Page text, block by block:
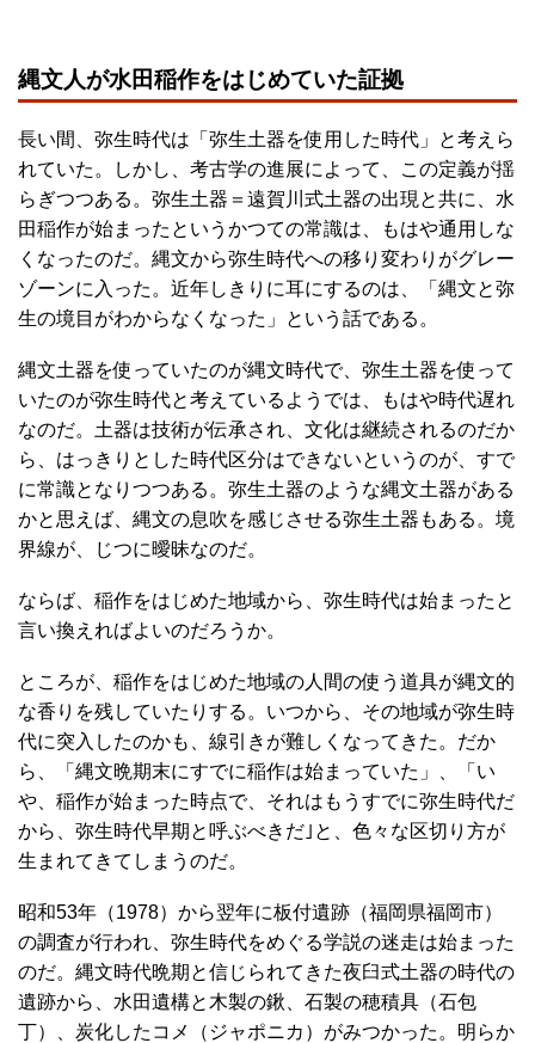
縄文人が水田稲作をはじめていた証拠
長い間、弥生時代は「弥生土器を使用した時代」と考えら
れていた。しかし、考古学の進展によって、この定義が揺
らぎつつある。弥生土器＝遠賀川式土器の出現と共に、水
田稲作が始まったというかつての常識は、もはや通用しな
くなったのだ。縄文から弥生時代への移り変わりがグレー
ゾーンに入った。近年しきりに耳にするのは、「縄文と弥
生の境目がわからなくなった」という話である。
縄文土器を使っていたのが縄文時代で、弥生土器を使って
いたのが弥生時代と考えているようでは、もはや時代遅れ
なのだ。土器は技術が伝承され、文化は継続されるのだか
ら、はっきりとした時代区分はできないというのが、すで
に常識となりつつある。弥生土器のような縄文土器がある
かと思えば、縄文の息吹を感じさせる弥生土器もある。境
界線が、じつに曖昧なのだ。
ならば、稲作をはじめた地域から、弥生時代は始まったと
言い換えればよいのだろうか。
ところが、稲作をはじめた地域の人間の使う道具が縄文的
な香りを残していたりする。いつから、その地域が弥生時
代に突入したのかも、線引きが難しくなってきた。だか
ら、「縄文晩期末にすでに稲作は始まっていた」、「い
や、稲作が始まった時点で、それはもうすでに弥生時代だ
から、弥生時代早期と呼ぶべきだ｣と、色々な区切り方が
生まれてきてしまうのだ。
昭和53年（1978）から翌年に板付遺跡（福岡県福岡市）
の調査が行われ、弥生時代をめぐる学説の迷走は始まった
のだ。縄文時代晩期と信じられてきた夜臼式土器の時代の
遺跡から、水田遺構と木製の鍬、石製の穂積具（石包
丁）、炭化したコメ（ジャポニカ）がみつかった。明らか